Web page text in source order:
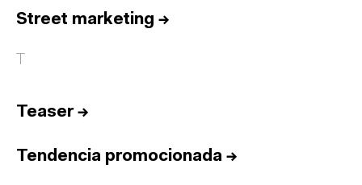
Street marketing →
T
Teaser→
Tendencia promocionada →